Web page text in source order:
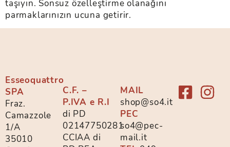
taşıyın. Sonsuz özelleştirme olanağını
parmaklarınızın ucuna getirir.
Esseoquattro
SPA
Fraz.
Camazzole
1/A
35010
C.F. –
P.IVA e R.I
di PD
02147750281
CCIAA di
MAIL
shop@so4.it
PEC
so4@pec-
mail.it